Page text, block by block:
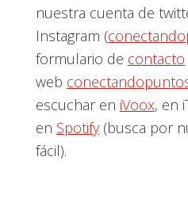
nuestra cuenta de
Instagram (
formulario de contacto
web
escuchar en iVoox, en
en Spotify(busca por
fácil).